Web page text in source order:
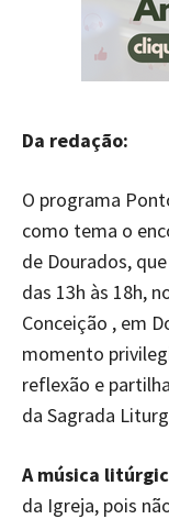
Da redação:
O programa
como tema o
de Dourados,
das 13h às 18h,
Conceição , em
momento
reflexão e
da Sagrada
A música
da Igreja, pois